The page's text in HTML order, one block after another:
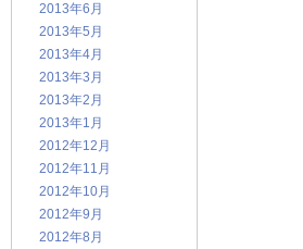
2013年6月
2013年5月
2013年4月
2013年3月
2013年2月
2013年1月
2012年12月
2012年11月
2012年10月
2012年9月
2012年8月